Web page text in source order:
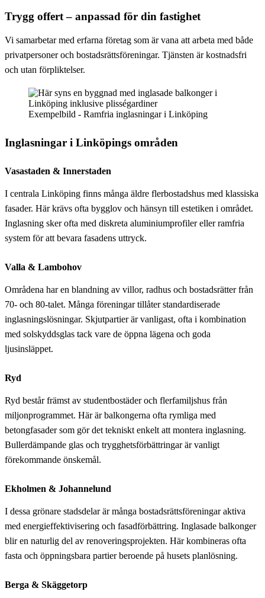
Trygg offert – anpassad för din fastighet
Vi samarbetar med erfarna företag som är vana att arbeta med både
privatpersoner och bostadsrättsföreningar. Tjänsten är kostnadsfri
och utan förpliktelser.
Exempelbild - Ramfria inglasningar i Linköping
Inglasningar i Linköpings områden
Vasastaden & Innerstaden
I centrala Linköping finns många äldre flerbostadshus med klassiska
fasader. Här krävs ofta bygglov och hänsyn till estetiken i området.
Inglasning sker ofta med diskreta aluminiumprofiler eller ramfria
system för att bevara fasadens uttryck.
Valla & Lambohov
Områdena har en blandning av villor, radhus och bostadsrätter från
70- och 80-talet. Många föreningar tillåter standardiserade
inglasningslösningar. Skjutpartier är vanligast, ofta i kombination
med solskyddsglas tack vare de öppna lägena och goda
ljusinsläppet.
Ryd
Ryd består främst av studentbostäder och flerfamiljshus från
miljonprogrammet. Här är balkongerna ofta rymliga med
betongfasader som gör det tekniskt enkelt att montera inglasning.
Bullerdämpande glas och trygghetsförbättringar är vanligt
förekommande önskemål.
Ekholmen & Johannelund
I dessa grönare stadsdelar är många bostadsrättsföreningar aktiva
med energieffektivisering och fasadförbättring. Inglasade balkonger
blir en naturlig del av renoveringsprojekten. Här kombineras ofta
fasta och öppningsbara partier beroende på husets planlösning.
Berga & Skäggetorp